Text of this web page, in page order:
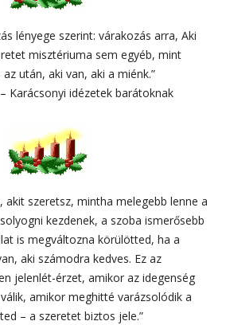
lényege szerint: várakozás arra, Aki
misztériuma sem egyéb, mint
után, aki van, aki a miénk.”
Karácsonyi idézetek barátoknak
akit szeretsz, mintha melegebb lenne a
kezdenek, a szoba ismerősebb
is megváltozna körülötted, ha a
aki számodra kedves. Ez az
jelenlét-érzet, amikor az idegenség
amikor meghitté varázsolódik a
– a szeretet biztos jele.”